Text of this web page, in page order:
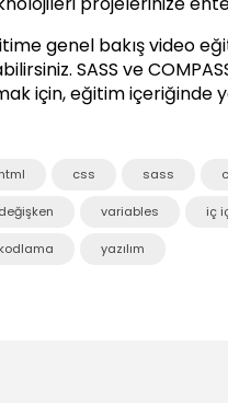
genel bakış video
SASS ve
için, eğitim içeriğinde
css sass
variables iç
yazılım